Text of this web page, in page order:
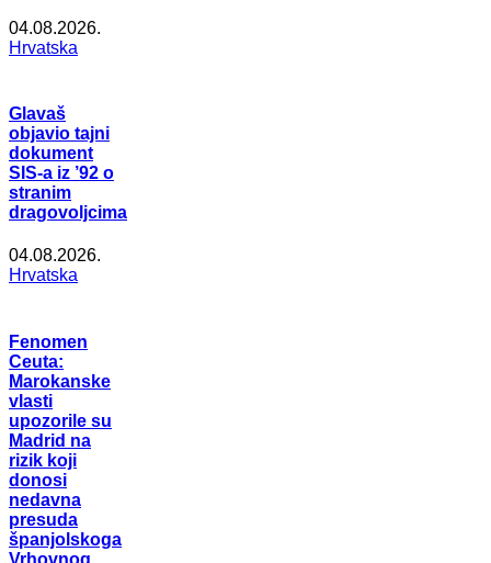
04.08.2026.
Hrvatska
Glavaš
objavio tajni
dokument
SIS-a iz ’92 o
stranim
dragovoljcima
04.08.2026.
Hrvatska
Fenomen
Ceuta:
Marokanske
vlasti
upozorile su
Madrid na
rizik koji
donosi
nedavna
presuda
španjolskoga
Vrhovnog